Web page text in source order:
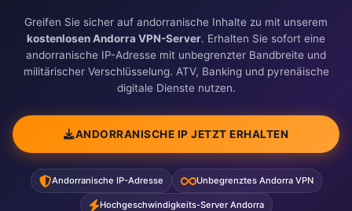
Greifen Sie sicher auf andorranische Inhalte zu mit unserem
kostenlosen Andorra VPN-Server. Erhalten Sie sofort eine
andorranische IP-Adresse mit unbegrenzter Bandbreite und
militärischer Verschlüsselung. ATV, Banking und pyrenäische
digitale Dienste nutzen.
ANDORRANISCHE IP JETZT ERHALTEN
Andorranische IP-Adresse Unbegrenztes Andorra VPN
Hochgeschwindigkeits-Server Andorra